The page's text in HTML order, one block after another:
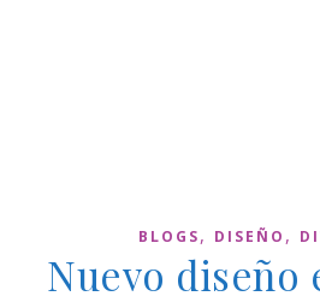
BLOGS, DISEÑO ,
Nuevo diseño